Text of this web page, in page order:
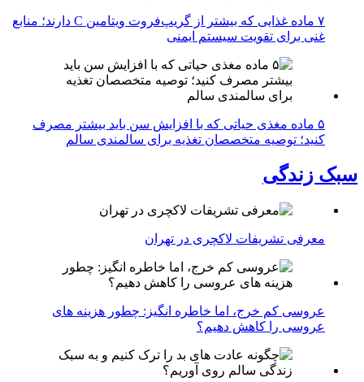
۷ ماده غذایی که بیشتر از گریپ‌فروت ویتامین C دارند؛ منابع
غنی برای تقویت سیستم ایمنی
۵ ماده مغذی حیاتی که با افزایش سن باید بیشتر مصرف
کنید؛ توصیه متخصصان تغذیه برای سالمندی سالم
سبک زندگی
معرفی تشریفات لاکچری در تهران
عروسی کم خرج، اما خاطره انگیز: چطور هزینه های
عروسی را کاهش دهیم؟